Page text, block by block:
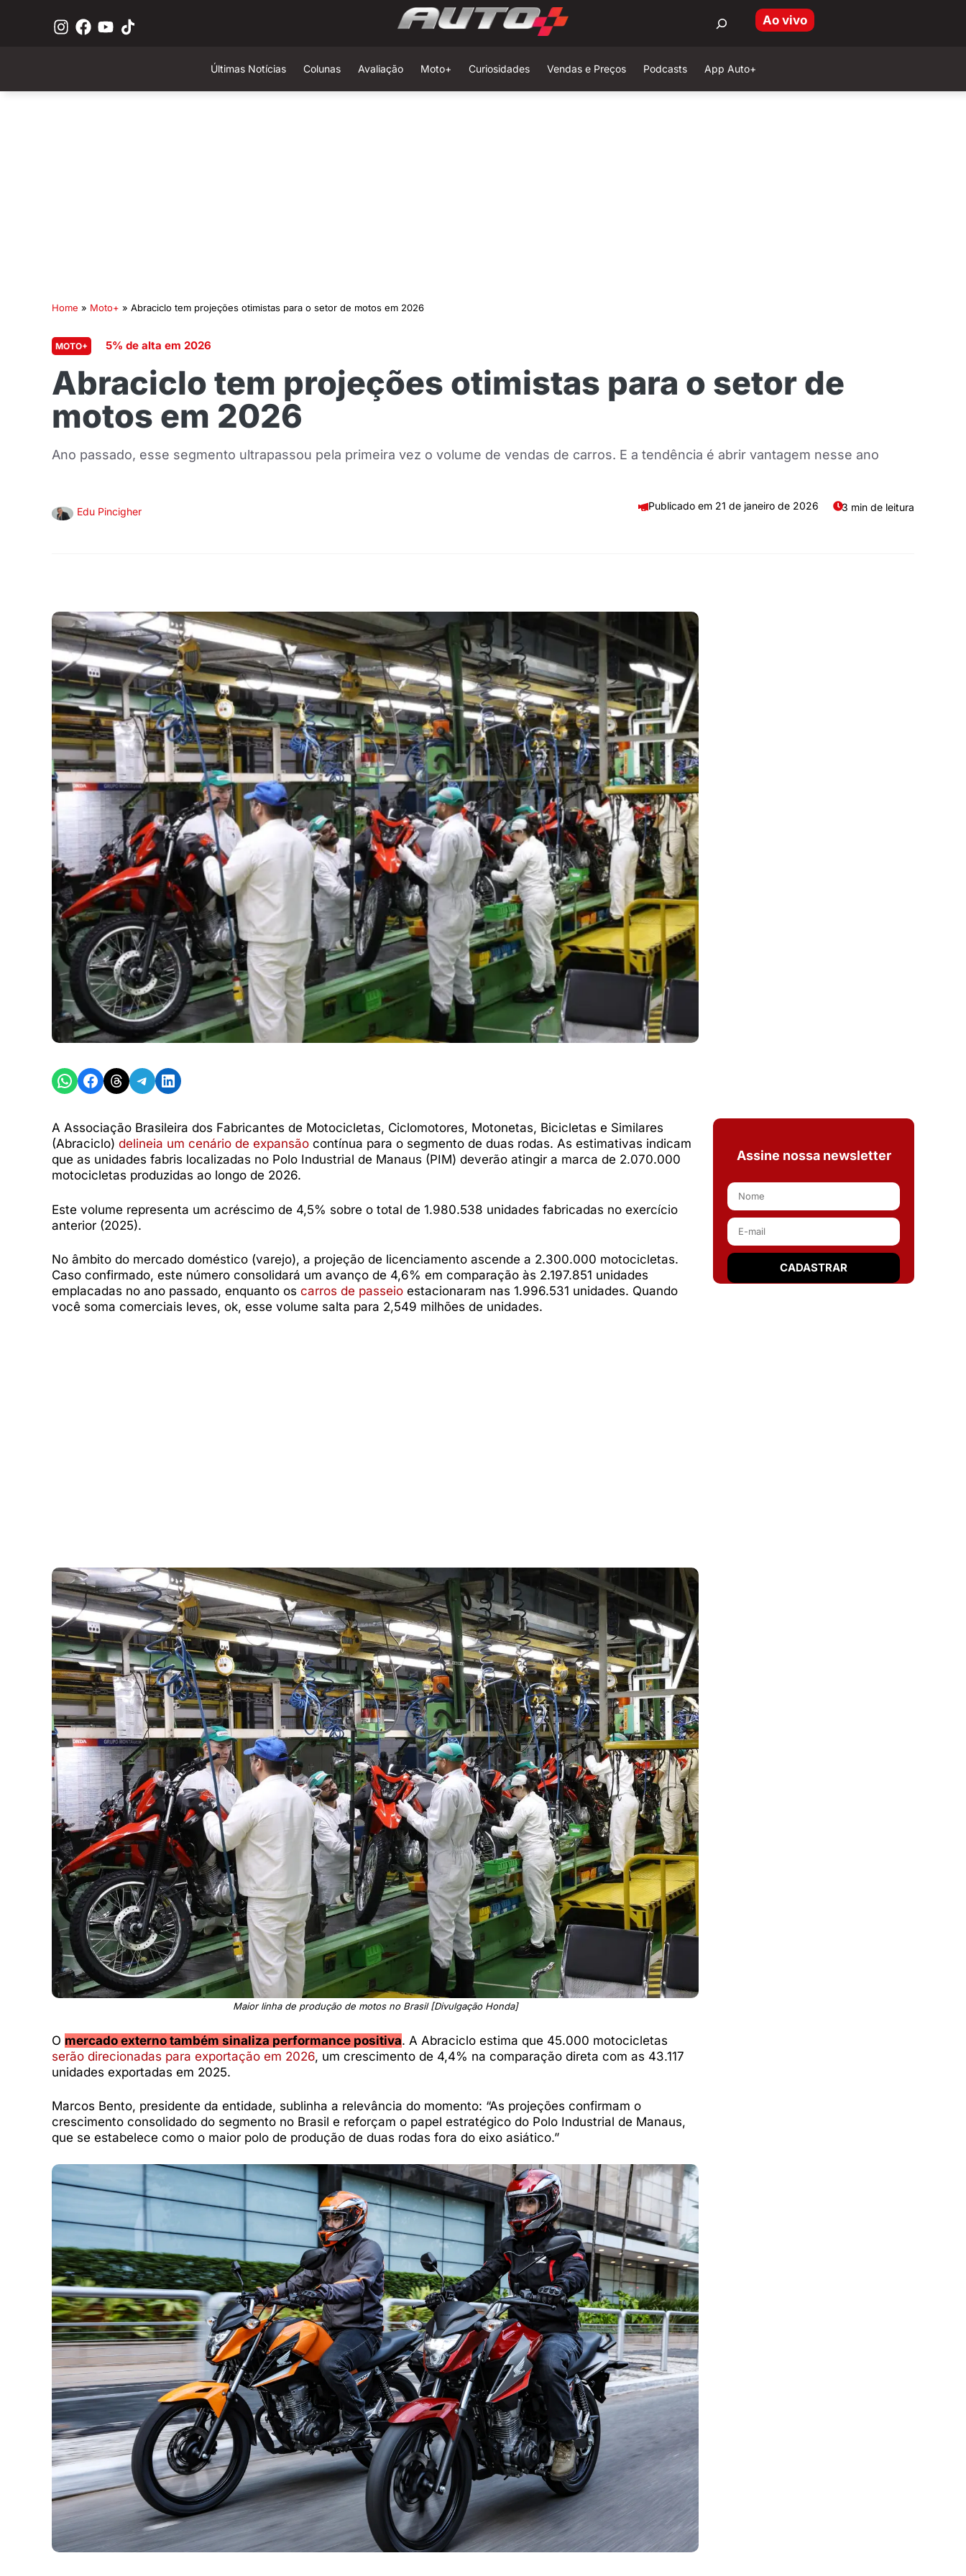
Ao vivo
Últimas Notícias Colunas Avaliação Moto+ Curiosidades Vendas e Preços Podcasts App Auto+
Home » Moto+ » Abraciclo tem projeções otimistas para o setor de motos em 2026
MOTO+ 5% de alta em 2026
Abraciclo tem projeções otimistas para o setor de
motos em 2026
Ano passado, esse segmento ultrapassou pela primeira vez o volume de vendas de carros. E a tendência é abrir vantagem nesse ano
Edu Pincigher 21 de janeiro de 2026 3 min de leitura
Share on WhatsApp
Share on Facebook
Share on Threads
Share on Telegram
Share on LinkedIn
A Associação Brasileira dos Fabricantes de Motocicletas, Ciclomotores, Motonetas, Bicicletas e Similares
(Abraciclo) delineia um cenário de expansão contínua para o segmento de duas rodas. As estimativas indicam
que as unidades fabris localizadas no Polo Industrial de Manaus (PIM) deverão atingir a marca de 2.070.000
motocicletas produzidas ao longo de 2026.
Este volume representa um acréscimo de 4,5% sobre o total de 1.980.538 unidades fabricadas no exercício
anterior (2025).
No âmbito do mercado doméstico (varejo), a projeção de licenciamento ascende a 2.300.000 motocicletas.
Caso confirmado, este número consolidará um avanço de 4,6% em comparação às 2.197.851 unidades
emplacadas no ano passado, enquanto os carros de passeio estacionaram nas 1.996.531 unidades. Quando
você soma comerciais leves, ok, esse volume salta para 2,549 milhões de unidades.
Maior linha de produção de motos no Brasil [Divulgação Honda]
O mercado externo também sinaliza performance positiva. A Abraciclo estima que 45.000 motocicletas
serão direcionadas para exportação em 2026, um crescimento de 4,4% na comparação direta com as 43.117
unidades exportadas em 2025.
Marcos Bento, presidente da entidade, sublinha a relevância do momento: “As projeções confirmam o
crescimento consolidado do segmento no Brasil e reforçam o papel estratégico do Polo Industrial de Manaus,
que se estabelece como o maior polo de produção de duas rodas fora do eixo asiático.”
Assine nossa newsletter